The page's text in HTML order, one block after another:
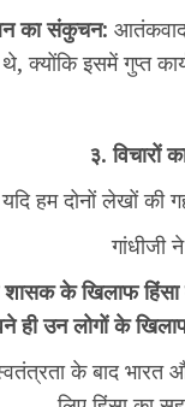
का संकुचन:
क्योंकि इसमें गुप्त
३. विचारों
यदि हम दोनों लेखों की
गांधीजी
शासक के खिलाफ
ही उन लोगों के
के बाद भारत